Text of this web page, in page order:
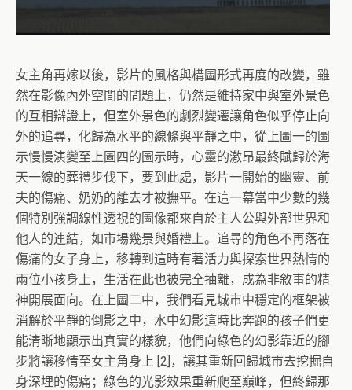
女主角再嫁以後，影片的風格與構圖形式再度的改變，雖
然在影像內外空間的問題上，仍然是維持家中與室外景色
的互相辯證上，但室外景色的劇烈變遷讓角色似乎停止向
外的追尋，化歸為水平的線條與平靜之中，從上圖一的圖
示慢慢演變至上圖四的圖示時，心靈的激昂最終賦歸於海
天一線的葬禮步伐下，要到此處，影片一開始的幽靈、前
夫的傷痛、奶奶的離去才被撫平。在這一幕當中少數的幾
個特別強調線性透視的圖像都來自於主人公與外部世界和
他人的連結，如市場幾景與婚禮上。追尋的角色不再落在
傷痛的女子身上，移轉到這時有著活力與探索世界熱情的
兩位小孩身上，生活在此也被完全抽離，成為非敘事的精
神開展面向。在上圖二中，我們看見城市中穩定的框架被
消解於平靜的倒影之中，水中幻影這時比奔跑的孩子們更
能清晰地顯示出真實的樣貌，他們向綠色的幻影靠近的腳
步將讓移情至女主角身上 [2]，讓其重新回歸城市去挖掘自
身深埋的傷痛；綠色的光影效果重新爬至巔峰，但終歸那